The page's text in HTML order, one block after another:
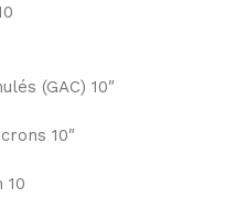
(GAC) 10″
10″
10